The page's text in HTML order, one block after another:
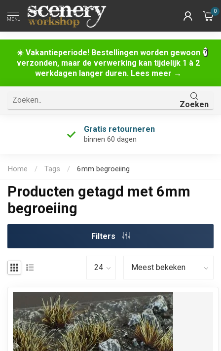
☀️ Vakantieperiode! Bestellingen worden gewoon
verzonden, maar de verwerking kan tijdelijk 1 à 2
werkdagen langer duren. Lees meer →
MENU
0
Zoeken
Gratis retourneren
binnen 60 dagen
Home / Tags / 6mm begroeiing
Producten getagd met 6mm
begroeiing
Filters